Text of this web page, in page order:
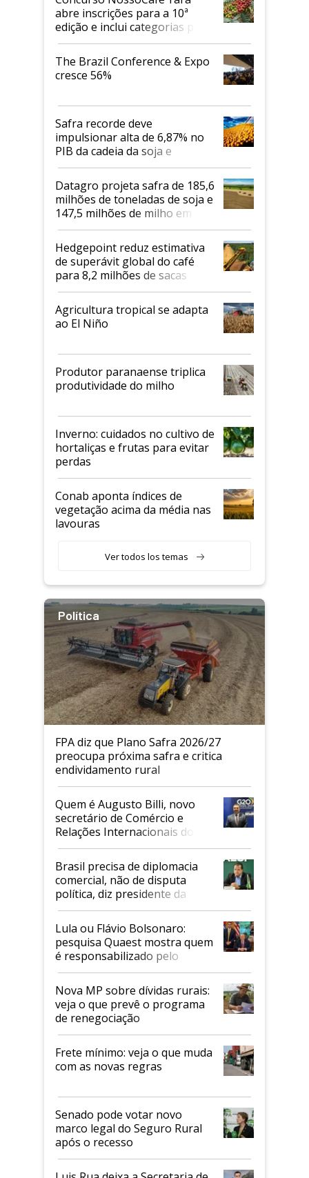
abre inscrições para a 10ª
edição e inclui categorias para
cafés Canephora
The Brazil Conference & Expo
cresce 56%
Safra recorde deve
impulsionar alta de 6,87% no
PIB da cadeia da soja e
biodiesel em 2026
Datagro projeta safra de 185,6
milhões de toneladas de soja e
147,5 milhões de milho em
2026/27
Hedgepoint reduz estimativa
de superávit global do café
para 8,2 milhões de sacas
Agricultura tropical se adapta
ao El Niño
Produtor paranaense triplica
produtividade do milho
Inverno: cuidados no cultivo de
hortaliças e frutas para evitar
perdas
Conab aponta índices de
vegetação acima da média nas
lavouras
Ver todos los temas
Política
FPA diz que Plano Safra 2026/27
preocupa próxima safra e critica
endividamento rural
Quem é Augusto Billi, novo
secretário de Comércio e
Relações Internacionais do
Mapa
Brasil precisa de diplomacia
comercial, não de disputa
política, diz presidente da
Faesp
Lula ou Flávio Bolsonaro:
pesquisa Quaest mostra quem
é responsabilizado pelo
tarifaço dos EUA
Nova MP sobre dívidas rurais:
veja o que prevê o programa
de renegociação
Frete mínimo: veja o que muda
com as novas regras
Senado pode votar novo
marco legal do Seguro Rural
após o recesso